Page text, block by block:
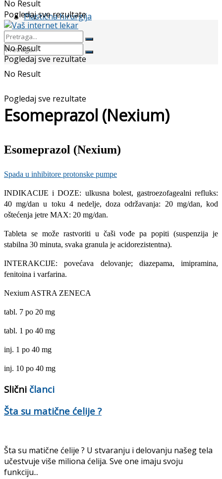
Plastična hirurgija
No Result
Pogledaj sve rezultate
No Result
Pogledaj sve rezultate
No Result
Pogledaj sve rezultate
Esomeprazol (Nexium)
Esomeprazol (Nexium)
Spada u inhibitore protonske pumpe
INDIKACIJE i DOZE: ulkusna bolest, gastroezofagealni refluks:
40 mg/dan u toku 4 nedelje, doza održavanja: 20 mg/dan, kod
oštećenja jetre MAX: 20 mg/dan.
Tableta se može rastvoriti u čaši vođe pa popiti (suspenzija je
stabilna 30 minuta, svaka granula je acidorezistentna).
INTERAKCIJE: povećava delovanje; diazepama, imipramina,
fenitoina i varfarina.
Nexium ASTRA ZENECA
tabl. 7 po 20 mg
tabl. 1 po 40 mg
inj. 1 po 40 mg
inj. 10 po 40 mg
Slični članci
Šta su matične ćelije ?
Šta su matične ćelije ? U stvaranju i delovanju našeg tela
učestvuje više miliona ćelija. Sve one imaju svoju
funkciju...